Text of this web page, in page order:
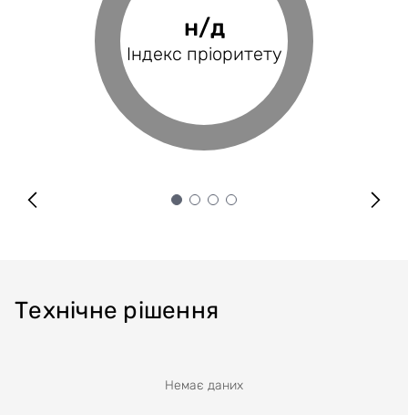
н/д
Індекс пріоритету
0%
Фінансове
покриття
н/д
Індекс BRP
н/д
Оцінка проєкту
Технічне рішення
Немає даних